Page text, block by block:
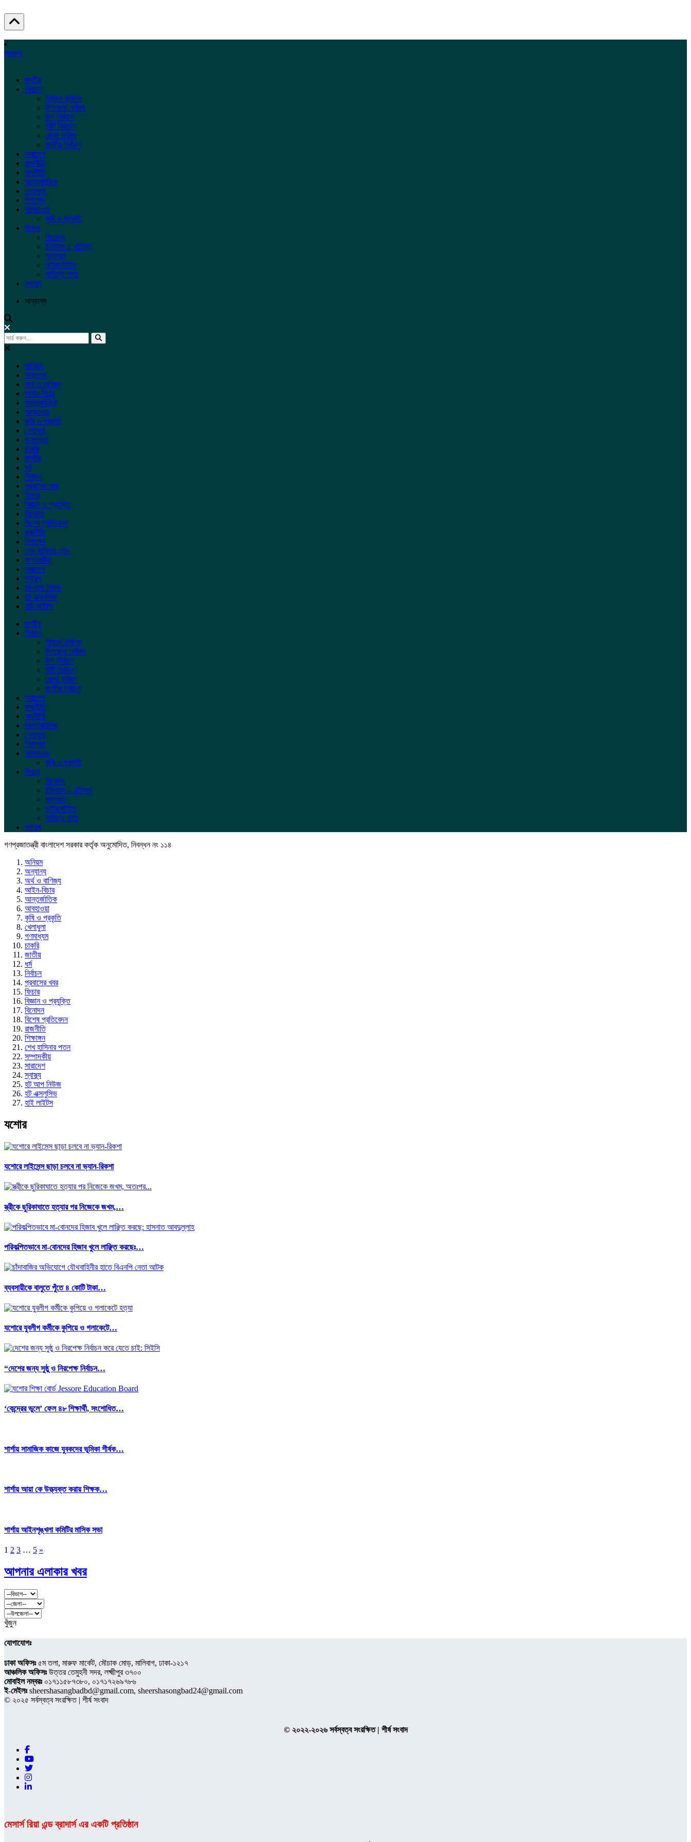
প্রচ্ছদ
জাতীয়
নির্বাচন
নির্বাচন কমিশন
উপজেলা পরিষদ
উপ-নির্বাচন
সিটি নির্বাচন
জেলা পরিষদ
জাতীয় নির্বাচন
সারাদেশ
রাজনীতি
অর্থনীতি
আন্তর্জাতিক
খেলাধুলা
শিক্ষাঙ্গন
আবহাওয়া
কৃষি ও প্রকৃতি
ফিচার
বিনোদন
ইতিহাস ও ঐতিহ্য
মুক্তমত
লাইফস্টাইল
সাহিত্য পাতা
স্বাস্থ্য
অন্যান্য
অনিয়ম
অন্যান্য
অর্থ ও বাণিজ্য
আইন-বিচার
আন্তর্জাতিক
আবহাওয়া
কৃষি ও প্রকৃতি
খেলাধুলা
গণমাধ্যম
চাকরি
জাতীয়
ধর্ম
নির্বাচন
প্রবাসের খবর
ফিচার
বিজ্ঞান ও প্রযুক্তি
বিনোদন
বিশেষ প্রতিবেদন
রাজনীতি
শিক্ষাঙ্গন
শেখ হাসিনার পতন
সম্পাদকীয়
সারাদেশ
স্বাস্থ্য
হট আপ নিউজ
হট এক্সলুসিভ
হাই লাইটস
জাতীয়
নির্বাচন
নির্বাচন কমিশন
উপজেলা পরিষদ
উপ-নির্বাচন
সিটি নির্বাচন
জেলা পরিষদ
জাতীয় নির্বাচন
সারাদেশ
রাজনীতি
অর্থনীতি
আন্তর্জাতিক
খেলাধুলা
শিক্ষাঙ্গন
আবহাওয়া
কৃষি ও প্রকৃতি
ফিচার
বিনোদন
ইতিহাস ও ঐতিহ্য
মুক্তমত
লাইফস্টাইল
সাহিত্য পাতা
স্বাস্থ্য
গণপ্রজাতন্ত্রী বাংলাদেশ সরকার কর্তৃক অনুমোদিত, নিবন্ধন নং ১১৪
অনিয়ম
অন্যান্য
অর্থ ও বাণিজ্য
আইন-বিচার
আন্তর্জাতিক
আবহাওয়া
কৃষি ও প্রকৃতি
খেলাধুলা
গণমাধ্যম
চাকরি
জাতীয়
ধর্ম
নির্বাচন
প্রবাসের খবর
ফিচার
বিজ্ঞান ও প্রযুক্তি
বিনোদন
বিশেষ প্রতিবেদন
রাজনীতি
শিক্ষাঙ্গন
শেখ হাসিনার পতন
সম্পাদকীয়
সারাদেশ
স্বাস্থ্য
হট আপ নিউজ
হট এক্সলুসিভ
হাই লাইটস
যশোর
যশোরে লাইসেন্স ছাড়া চলবে না ভ্যান-রিকশা
স্ত্রীকে ছুরিকাঘাতে হত্যার পর নিজেকে জখম,…
পরিকল্পিতভাবে মা-বোনদের হিজাব খুলে লাঞ্ছিত করছেঃ…
ব্যবসায়ীকে বালুতে পুঁতে ৪ কোটি টাকা…
যশোরে যুবলীগ কর্মীকে কুপিয়ে ও গলাকেটে…
“দেশের জন্য সুষ্ঠু ও নিরপেক্ষ নির্বাচন…
‘কেন্দ্রের ভুলে’ ফেল ৪৮ শিক্ষার্থী, সংশোধিত…
শার্শায় সামাজিক কাজে যুবকদের ভূমিকা শীর্ষক…
শার্শায় আয়া কে উত্ত্যক্ত করায় শিক্ষক…
শার্শায় আইনশৃঙ্খলা কমিটির মাসিক সভা
1 2 3 … 5 »
আপনার এলাকার খবর
খুঁজুন
যোগাযোগঃ
ঢাকা অফিসঃ৫ম তলা, মারুফ মার্কেট, মৌচাক মোড়, মালিবাগ, ঢাকা-১২১৭
আঞ্চলিক অফিসঃউত্তর তেমুহনী সদর, লক্ষ্মীপুর ৩৭০০
মোবাইল নম্বরঃ০১৭১১৫৮৭৩৮০, ০১৭১৭২৬৯৭৮৬
ই-মেইলঃsheershasangbadbd@gmail.com, sheershasongbad24@gmail.com
© ২০২৫ সর্বস্বত্ব সংরক্ষিত | শীর্ষ সংবাদ
© ২০২২-২০২৬ সর্বস্বত্ব সংরক্ষিত | শীর্ষ সংবাদ
মেসার্স রিয়া এন্ড ব্রাদার্স এর একটি প্রতিষ্ঠান